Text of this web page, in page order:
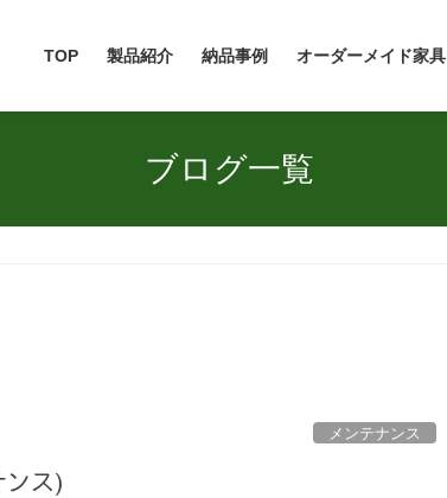
TOP 製品紹介 納品事例 オーダーメイド家具
ブログ一覧
メンテナンス
ンス)